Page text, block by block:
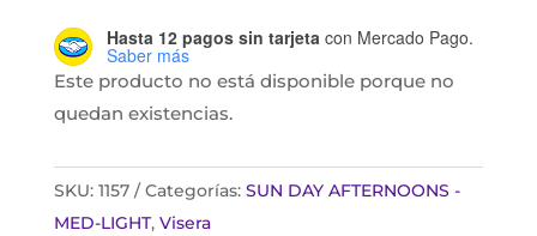
Hasta 12 pagos sin tarjeta con Mercado Pago.
Saber más
Este producto no está disponible porque no
quedan existencias.
SKU: 1157 Categorías: SUN DAY AFTERNOONS -
MED-LIGHT, Visera